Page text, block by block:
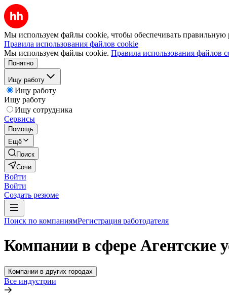
Мы используем файлы cookie, чтобы обеспечивать правильную
Правила использования файлов cookie
Мы используем файлы cookie. Правила использования файлов
Понятно
Ищу работу
Ищу работу
Ищу работу
Ищу сотрудника
Сервисы
Помощь
Ещё
Поиск
Сочи
Войти
Войти
Создать резюме
Поиск по компаниямРегистрация работодателя
Компании в сфере Агентские
Компании в других городах
Все индустрии